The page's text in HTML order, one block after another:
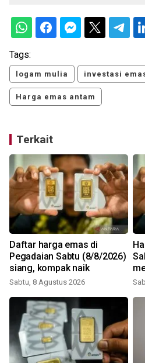
Tags:
logam mulia investasi
Harga emas antam
Terkait
Daftar harga emas di
Pegadaian Sabtu (8/8/2026)
siang, kompak naik
Sabtu, 8 Agustus 2026